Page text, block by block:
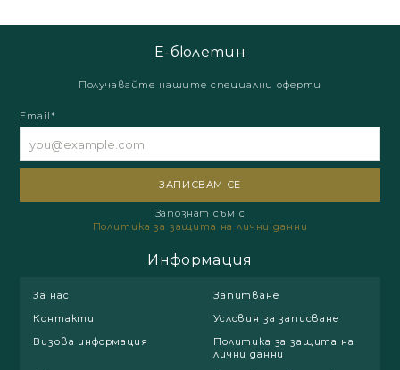
Е-бюлетин
Получавайте нашите специални оферти
Email*
Запознат съм с
Политика за защита на лични данни
Информация
За нас
Запитване
Контакти
Условия за записване
Визова информация
Политика за защита на
лични данни